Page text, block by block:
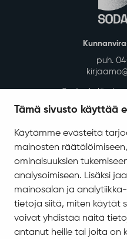
Tämä sivusto käyttää
Käytämme evästeitä
mainosten
ominaisuuksien
analysoimiseen. Lisäksi
mainosalan ja
tietoja siitä, miten käytät
voivat yhdistää näitä
antanut heille tai joita on
puh.
Sodankylän
Jäämerentie
Kaikki